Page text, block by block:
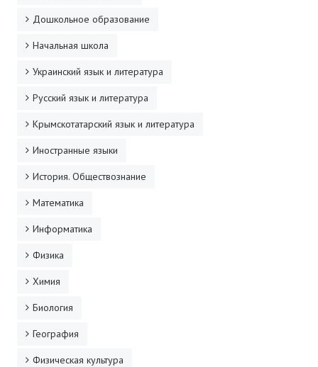
Повышение квалификации
КОНТАКТЫ
Дошкольное образование
Начальная школа
Украинский язык и литература
Русский язык и литература
Крымскотатарский язык и литература
Иностранные языки
История. Обществознание
Математика
Информатика
Физика
Химия
Биология
География
Физическая культура